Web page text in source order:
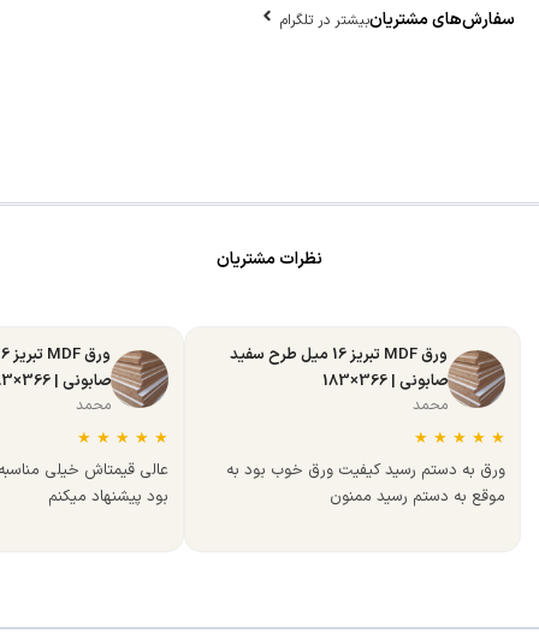
سفارش‌های مشتریانبیشتر در تلگرام
نظرات مشتریان
ورق MDF تبریز 16 میل طرح سفید
صابونی | 366×183
محمد
★
★
★
★
★
ورق به دستم رسید کیفیت ورق خوب بود به
موقع به دستم رسید ممنون
صابونی | 366×183
محمد
★
★
★
★
★
عالی قیمتاش خیلی
بود پیشنهاد میکنم